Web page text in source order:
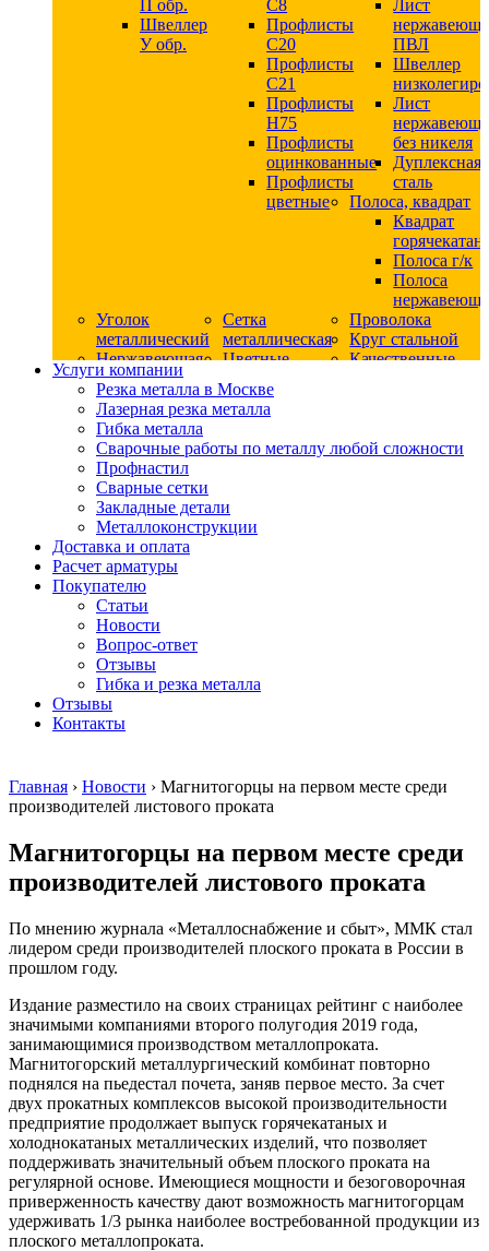
П обр.
Швеллер
У обр.
С8
Профлисты
С20
Профлисты
C21
Профлисты
Н75
Профлисты
оцинкованные
Профлисты
цветные
Лист
ПВЛ
Швеллер
Лист
без никеля
Дуплексная
сталь
Полоса, квадрат
Квадрат
Полоса г/к
Полоса
Уголок
металлический
Сетка
металлическая
Проволока
Круг стальной
Нержавеющая
сталь
Квадрат
нержавеющий
никельсодержащий
Круг
нержавеющий
безникелевый
жаропрочный
Круг
нержавеющий
никельсодержащий
Шестигранник
нержавеющий
никельсодержащий
Шестигранник
нержавеющий
безникелевый
Трубы
нержавеющие
AISI
прямоугольные
Трубы
электросварные
AISI
нержавеющие
электросварные
AISI
Трубы
нержавеющие
перфорированные
Трубы
нержавеющие
бесшовные
Цветные
Шестигранник
дюралевый
дюралевый
Общестроительный
профиль
Плита
Профиль
(вентиляционный)
Тавр
алюминиевая
Уголок
алюминиевый
Фольга
алюминиевая
Чушка
алюминиевая
Швеллер
алюминиевый
Шина
алюминиевая
Шестигранник
Качественные
Отводы
стальные
Переходы
Трубы
стальные
Заглушки
Тройники
стальные
Хомуты
Крепеж
шуруп-
шпилька
Опоры
стальные
Услуги компании
Резка металла в Москве
Лазерная резка металла
Гибка металла
Сварочные работы по металлу любой сложности
Профнастил
Сварные сетки
Закладные детали
Металлоконструкции
Доставка и оплата
Расчет арматуры
Покупателю
Статьи
Новости
Вопрос-ответ
Отзывы
Гибка и резка металла
Отзывы
Контакты
Главная › Новости › Магнитогорцы на первом месте среди
производителей листового проката
Магнитогорцы на первом месте среди
производителей листового проката
По мнению журнала «Металлоснабжение и сбыт», ММК стал
лидером среди производителей плоского проката в России в
прошлом году.
Издание разместило на своих страницах рейтинг с наиболее
значимыми компаниями второго полугодия 2019 года,
занимающимися производством металлопроката.
Магнитогорский металлургический комбинат повторно
поднялся на пьедестал почета, заняв первое место. За счет
двух прокатных комплексов высокой производительности
предприятие продолжает выпуск горячекатаных и
холоднокатаных металлических изделий, что позволяет
поддерживать значительный объем плоского проката на
регулярной основе. Имеющиеся мощности и безоговорочная
приверженность качеству дают возможность магнитогорцам
удерживать 1/3 рынка наиболее востребованной продукции из
плоского металлопроката.